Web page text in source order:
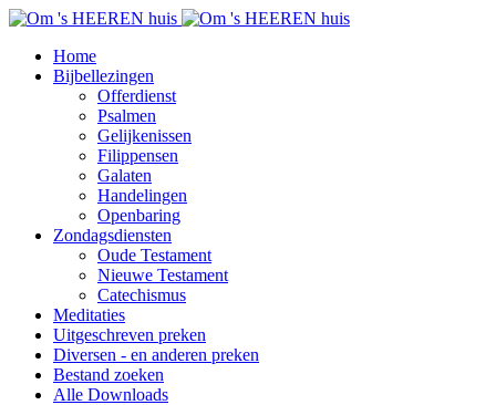
Home
Bijbellezingen
Offerdienst
Psalmen
Gelijkenissen
Filippensen
Galaten
Handelingen
Openbaring
Zondagsdiensten
Oude Testament
Nieuwe Testament
Catechismus
Meditaties
Uitgeschreven preken
Diversen - en anderen preken
Bestand zoeken
Alle Downloads